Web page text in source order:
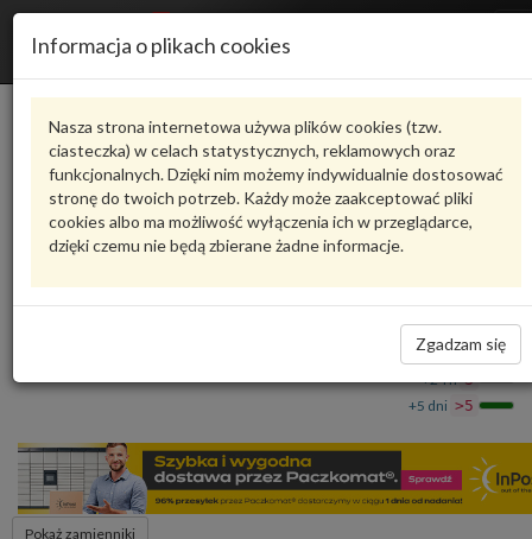
Informacja o plikach cookies
Nasza strona internetowa używa plików cookies (tzw.
ciasteczka) w celach statystycznych, reklamowych oraz
funkcjonalnych. Dzięki nim możemy indywidualnie dostosować
stronę do twoich potrzeb. Każdy może zaakceptować pliki
cookies albo ma możliwość wyłączenia ich w przeglądarce,
dzięki czemu nie będą zbierane żadne informacje.
Zgadzam się
Karta produktu
6R4809843AVAG
VAG - produkt oryginalny VW AUDI SEAT SKODA
Fragment ściany bocznej 6R4809843A VAG
4 508,91 zł
Dostępność
Wrocław 0
+24 h 3
+5 dni >5
Pokaż zamienniki